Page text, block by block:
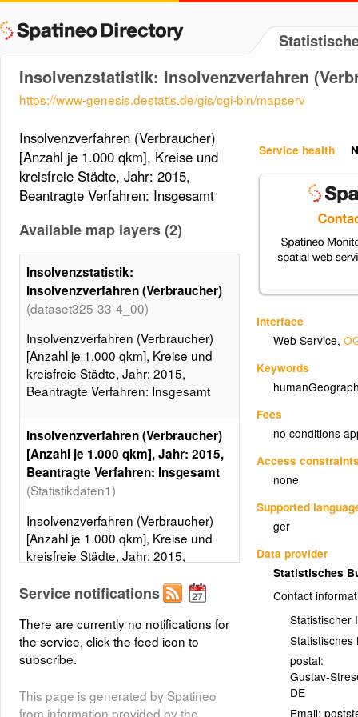
Insolvenzstatistik: Insolvenzverfahren
https://www-genesis.destatis.de/gis/cgi-bin/mapserv
Service health
Interface
Web Service,
Keywords
Fees
no conditions
Access
none
Supported
ger
Data provider
Statistisches
Contact
Statistischer
Statistisches
postal:
Gustav-
DE
Email:
Insolvenzverfahren (Verbraucher)
[Anzahl je 1.000 qkm], Kreise und
kreisfreie Städte, Jahr: 2015,
Beantragte Verfahren: Insgesamt
Available map layers (2)
Insolvenzstatistik:
Insolvenzverfahren (Verbraucher)
(dataset325-33-4_00)
Insolvenzverfahren (Verbraucher)
[Anzahl je 1.000 qkm], Kreise und
kreisfreie Städte, Jahr: 2015,
Beantragte Verfahren: Insgesamt
Insolvenzverfahren (Verbraucher)
[Anzahl je 1.000 qkm], Jahr: 2015,
Beantragte Verfahren: Insgesamt
(Statistikdaten1)
Insolvenzverfahren (Verbraucher)
[Anzahl je 1.000 qkm], Kreise und
kreisfreie Städte, Jahr: 2015,
Klassen, Gleiche Besetzungen
Layer metadata (xml)
Service notifications
There are currently no notifications for
the service, click the feed icon to
subscribe.
This page is generated by Spatineo
from information provided by the